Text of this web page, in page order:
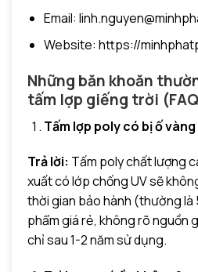
Email:
Website: https://
Những băn khoăn
tấm lợp giếng trời
Tấm lợp poly có bị ố
Trả lời: Tấm poly chất lượng
xuất có lớp chống UV sẽ
thời gian bảo hành (thường là
phẩm giá rẻ, không rõ nguồn
chỉ sau 1-2 năm sử dụng.